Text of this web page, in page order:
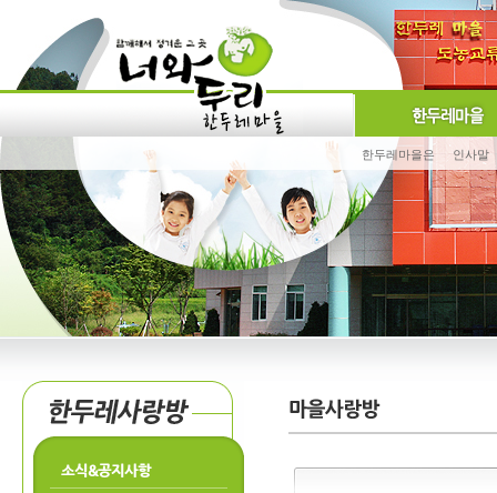
한두레마을은 인사말
소식&공지사항